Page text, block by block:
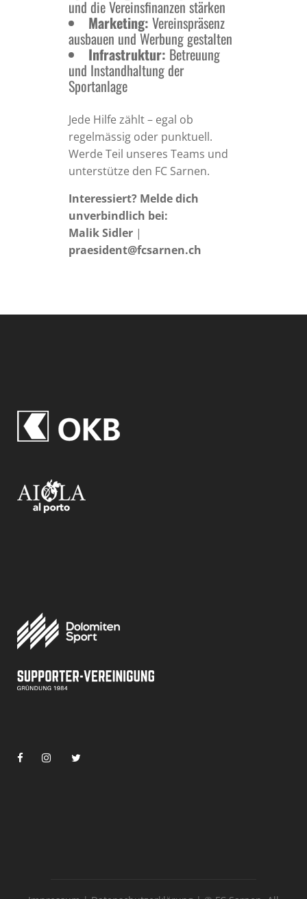
und die Vereinsfinanzen stärken
Marketing: Vereinspräsenz
ausbauen und Werbung gestalten
Infrastruktur: Betreuung
und Instandhaltung der
Sportanlage
Jede Hilfe zählt – egal ob
regelmässig oder punktuell.
Werde Teil unseres Teams und
unterstütze den FC Sarnen.
Interessiert? Melde dich
unverbindlich bei:
Malik Sidler |
praesident@fcsarnen.ch